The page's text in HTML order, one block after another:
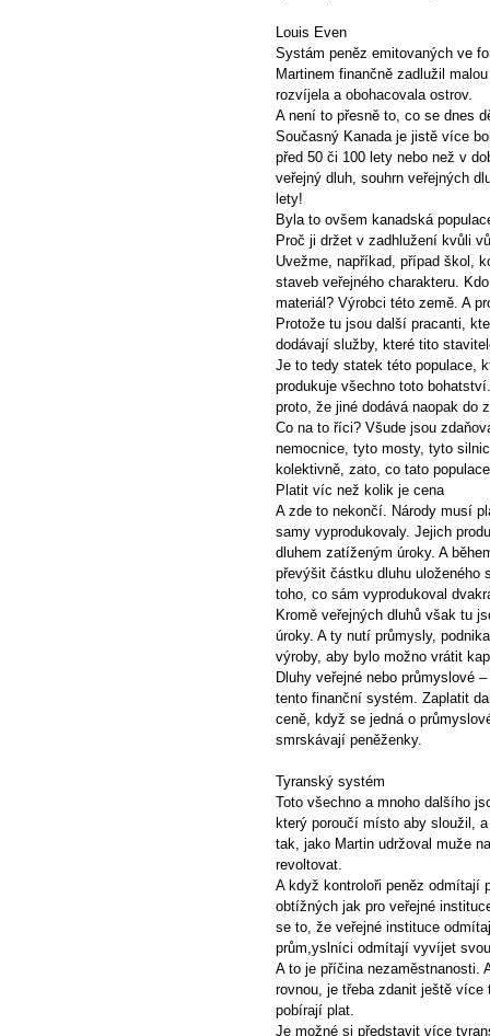
Louis Even
Systám peněz emitovaných ve
Martinem finančně zadlužil
rozvíjela a obohacovala ostrov.
A není to přesně to, co se dnes
Současný Kanada je jistě více
před 50 či 100 lety nebo než v
veřejný dluh, souhrn veřejných
lety!
Byla to ovšem kanadská
Proč ji držet v zadhlužení kvůli
Uvežme, napříkad, případ škol,
staveb veřejného charakteru.
materiál? Výrobci této země. A
Protože tu jsou další pracanti,
dodávají služby, které tito
Je to tedy statek této populace,
produkuje všechno toto
proto, že jiné dodává naopak do
Co na to říci? Všude jsou
nemocnice, tyto mosty, tyto
kolektivně, zato, co tato
Platit víc než kolik je cena
A zde to nekončí. Národy musí
samy vyprodukovaly. Jejich
dluhem zatíženým úroky. A
převýšit částku dluhu uloženého
toho, co sám vyprodukoval
Kromě veřejných dluhů však tu
úroky. A ty nutí průmysly,
výroby, aby bylo možno vrátit
Dluhy veřejné nebo průmyslové
tento finanční systém. Zaplatit
ceně, když se jedná o
smrskávají peněženky.
Tyranský systém
Toto všechno a mnoho dalšího
který poroučí místo aby sloužil,
tak, jako Martin udržoval muže
revoltovat.
A když kontroloři peněz odmítají
obtížných jak pro veřejné
se to, že veřejné instituce
prům,yslníci odmítají vyvíjet
A to je příčina nezaměstnanosti.
rovnou, je třeba zdanit ještě
pobírají plat.
Je možné si představit více